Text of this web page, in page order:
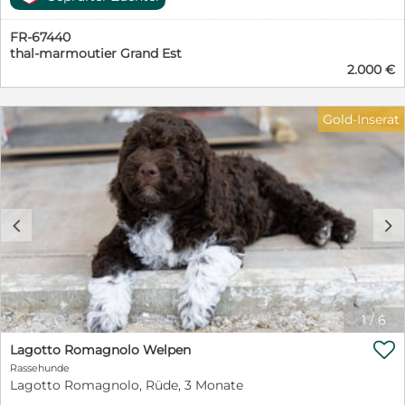
Preis 2000 euro Rüde. Preis 2500 euro Hündin. Wir
sprechen deutsch ,englisch , französisch.
FR-67440
thal-marmoutier Grand Est
2.000 €
1/6
c d
Gold-Inserat
Lagotto Romagnolo Welpen
Rassehunde
Lagotto Romagnolo, Rüde, 3 Monate
